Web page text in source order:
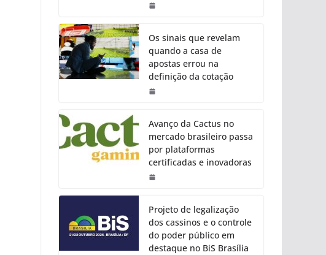
Os sinais que revelam
quando a casa de
apostas errou na
definição da cotação
Avanço da Cactus no
mercado brasileiro passa
por plataformas
certificadas e inovadoras
Projeto de legalização
dos cassinos e o controle
do poder público em
destaque no BiS Brasília